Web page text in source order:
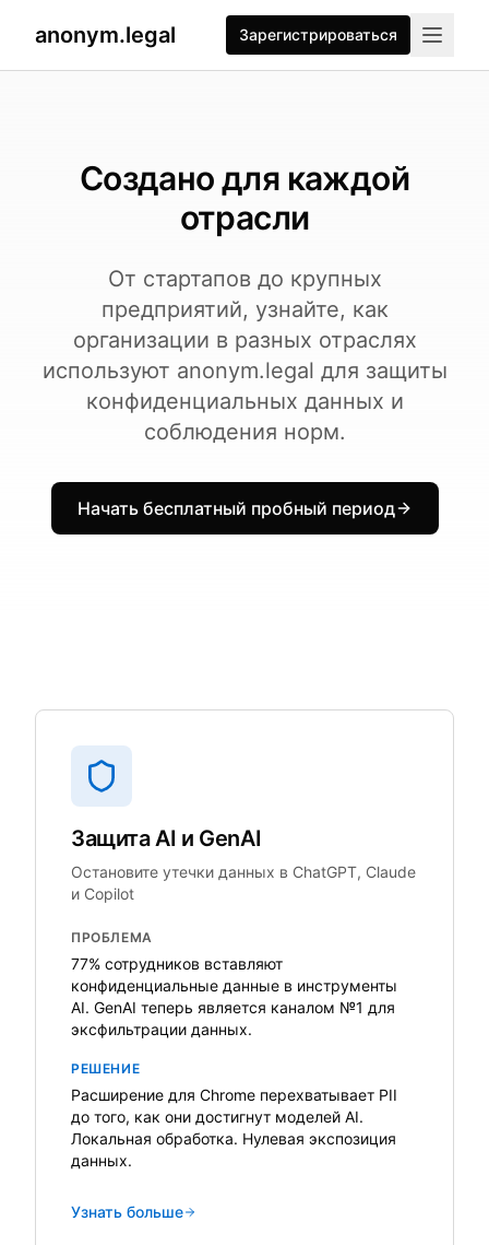
anonym.legal Зарегистрироваться
Создано для каждой
отрасли
От стартапов до крупных
предприятий, узнайте, как
организации в разных отраслях
используют anonym.legal для защиты
конфиденциальных данных и
соблюдения норм.
Начать бесплатный пробный период
Защита AI и GenAI
Остановите утечки данных в ChatGPT, Claude
и Copilot
ПРОБЛЕМА
77% сотрудников вставляют
конфиденциальные данные в инструменты
AI. GenAI теперь является каналом №1 для
эксфильтрации данных.
РЕШЕНИЕ
Расширение для Chrome перехватывает PII
до того, как они достигнут моделей AI.
Локальная обработка. Нулевая экспозиция
данных.
Узнать больше